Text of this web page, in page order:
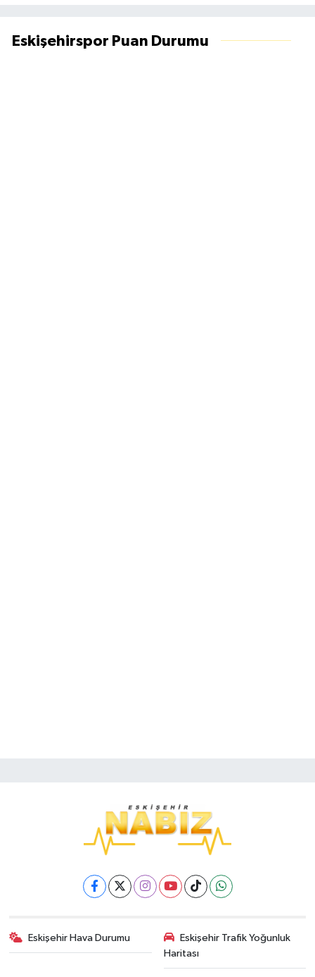
Eskişehirspor Puan Durumu
Eskişehir Hava Durumu
Eskişehir Trafik Yoğunluk
Haritası